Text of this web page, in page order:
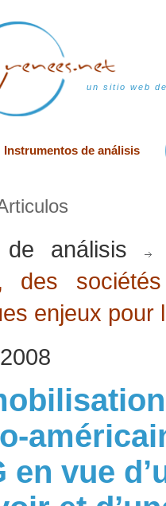
un sitio web
Instrumentos de análisis
de análisis
des
enjeux pour
en vue